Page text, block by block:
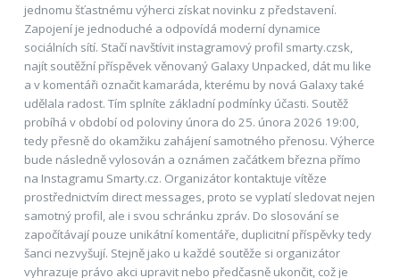
jednomu šťastnému výherci získat novinku z představení.
Zapojení je jednoduché a odpovídá moderní dynamice
sociálních sítí. Stačí navštívit instagramový profil smarty.czsk,
najít soutěžní příspěvek věnovaný Galaxy Unpacked, dát mu like
a v komentáři označit kamaráda, kterému by nová Galaxy také
udělala radost. Tím splníte základní podmínky účasti. Soutěž
probíhá v období od poloviny února do 25. února 2026 19:00,
tedy přesně do okamžiku zahájení samotného přenosu. Výherce
bude následně vylosován a oznámen začátkem března přímo
na Instagramu Smarty.cz. Organizátor kontaktuje vítěze
prostřednictvím direct messages, proto se vyplatí sledovat nejen
samotný profil, ale i svou schránku zpráv. Do slosování se
započítávají pouze unikátní komentáře, duplicitní příspěvky tedy
šanci nezvyšují. Stejně jako u každé soutěže si organizátor
vyhrazuje právo akci upravit nebo předčasně ukončit, což je